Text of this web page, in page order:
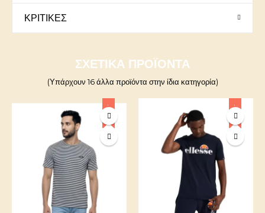
ΚΡΙΤΙΚΈΣ
ΣΧΕΤΙΚΆ ΠΡΟΪΌΝΤΑ
(Υπάρχουν 16 άλλα προϊόντα στην ίδια κατηγορία)
-10% -10%